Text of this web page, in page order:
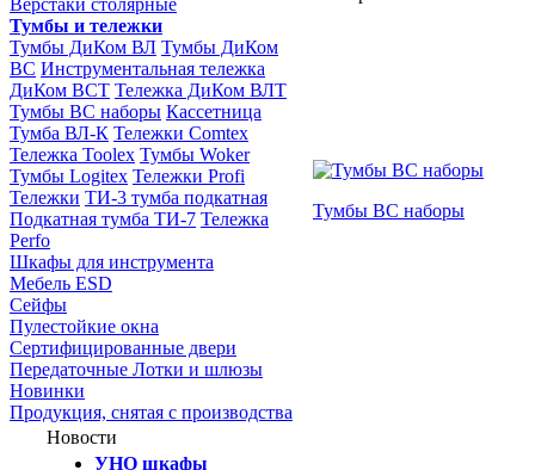
Верстаки столярные
Тумбы и тележки
Тумбы ДиКом ВЛ Тумбы ДиКом
ВС Инструментальная тележка
ДиКом ВСТ Тележка ДиКом ВЛТ
Тумбы ВС наборы Кассетница
Тумба ВЛ-К Тележки Comtex
Тележка Toolex Тумбы Woker
Тумбы Logitex Тележки Profi
Тележки ТИ-3 тумба подкатная
Подкатная тумба ТИ-7 Тележка
Perfo
Шкафы для инструмента
Мебель ESD
Сейфы
Пулестойкие окна
Сертифицированные двери
Передаточные Лотки и шлюзы
Новинки
Продукция, снятая с производства
Новости
УНО шкафы
Тумбы ВС наборы